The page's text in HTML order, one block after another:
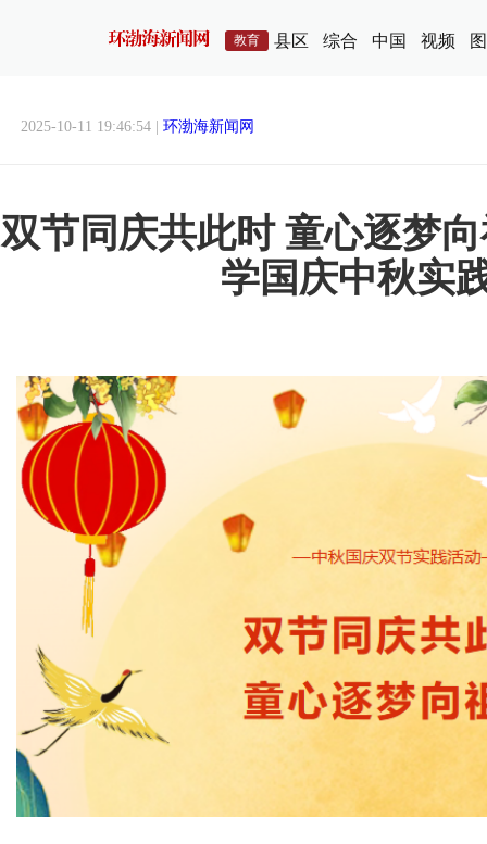
教育 县区 综合 中国 视频
2025-10-11 19:46:54 | 环渤海新闻网
双节同庆共此时 童心逐梦
学国庆中秋实